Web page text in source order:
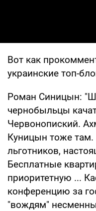
Вот как
украинские топ-
Роман Синицын:
чернобыльцы
Червонопиский.
Куницын тоже там.
льготников,
Бесплатные
приоритетную ...
конференцию за
"вождям"